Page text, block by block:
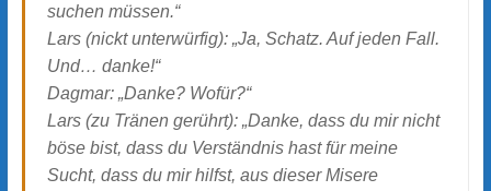
suchen müssen.“
Lars (nickt unterwürfig): „Ja, Schatz. Auf jeden Fall.
Und… danke!“
Dagmar: „Danke? Wofür?“
Lars (zu Tränen gerührt): „Danke, dass du mir nicht
böse bist, dass du Verständnis hast für meine
Sucht, dass du mir hilfst, aus dieser Misere